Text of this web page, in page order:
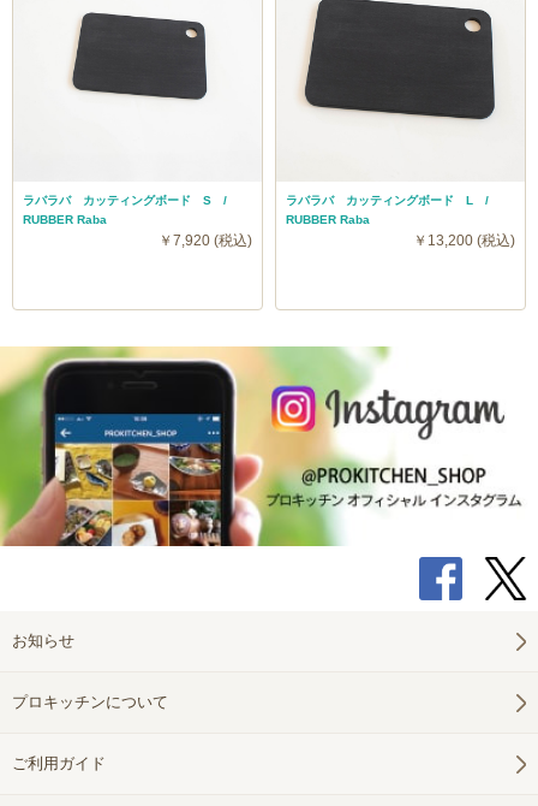
ラバラバ カッティングボード S /
RUBBER Raba
￥7,920 (税込)
ラバラバ カッティングボード L /
RUBBER Raba
￥13,200 (税込)
お知らせ
プロキッチンについて
ご利用ガイド